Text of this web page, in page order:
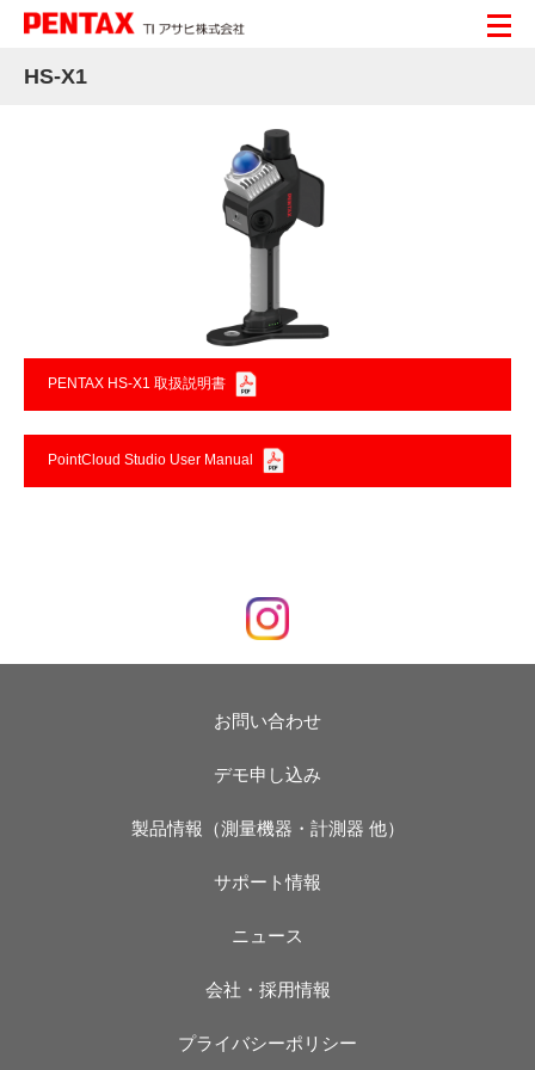
HS-X1
PENTAX HS-X1 取扱説明書
PointCloud Studio User Manual
お問い合わせ
デモ申し込み
製品情報（測量機器・計測器 他）
サポート情報
ニュース
会社・採用情報
プライバシーポリシー